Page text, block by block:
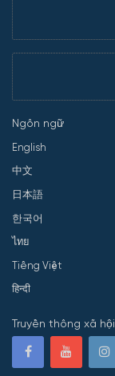
Ngôn ngữ
English
中文
日本語
한국어
ไทย
Tiếng Việt
हिन्दी
Truyền thông xã hội